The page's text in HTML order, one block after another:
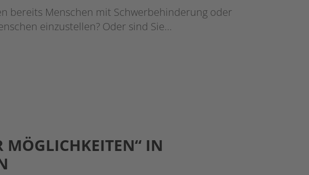
bereits Menschen mit Schwerbehinderung oder
einzustellen? Oder sind Sie…
MÖGLICHKEITEN“ IN